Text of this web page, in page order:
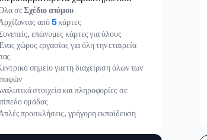
σεΣχέδιο ατόμου
από5κάρτες
επώνυμες κάρτες για όλους
χώρος εργασίας για όλη την εταιρεία
σημείο για τη διαχείριση όλων των
στοιχεία και πληροφορίες σε
ομάδας
προσκλήσεις, γρήγορη εκπαίδευση